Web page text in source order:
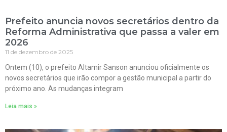
Prefeito anuncia novos secretários dentro da
Reforma Administrativa que passa a valer em
2026
11 de dezembro de 2025
Ontem (10), o prefeito Altamir Sanson anunciou oficialmente os
novos secretários que irão compor a gestão municipal a partir do
próximo ano. As mudanças integram
Leia mais »